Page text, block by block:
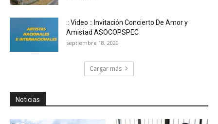
:: Video :: Invitación Concierto De Amor y
Amistad ASOCOPSPEC
septiembre 18, 2020
Cargar más
Noticias